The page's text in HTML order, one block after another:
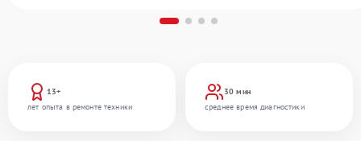
13+
лет опыта в ремонте техники
30 мин
среднее время диагностики